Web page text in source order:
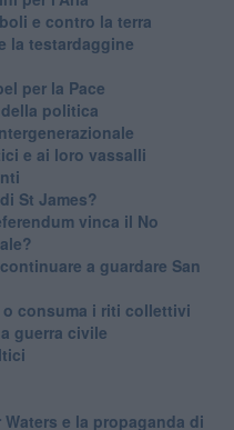
e contro la terra
la testardaggine
per la Pace
politica
e ai loro vassalli
St James?
vinca il No
a guardare San
consuma i riti collettivi
guerra civile
e la propaganda di